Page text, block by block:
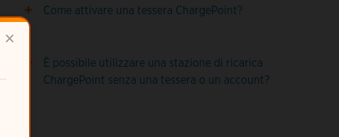
×
Come attivare una tessera ChargePoint?
È possibile utilizzare una stazione di ricarica
ChargePoint senza una tessera o un account?